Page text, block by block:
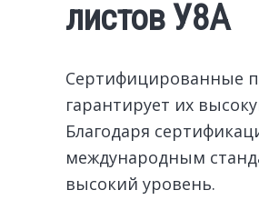
листов У8А
Сертифицированные
гарантирует их
Благодаря
международным
высокий уровень.